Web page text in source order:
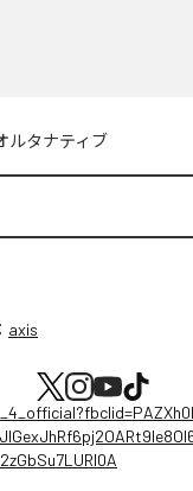
ルタナティブ
axis